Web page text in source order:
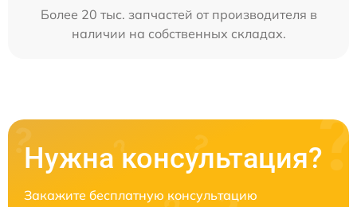
Более 20 тыс. запчастей от производителя в
наличии на собственных складах.
Нужна консультация?
Закажите бесплатную консультацию